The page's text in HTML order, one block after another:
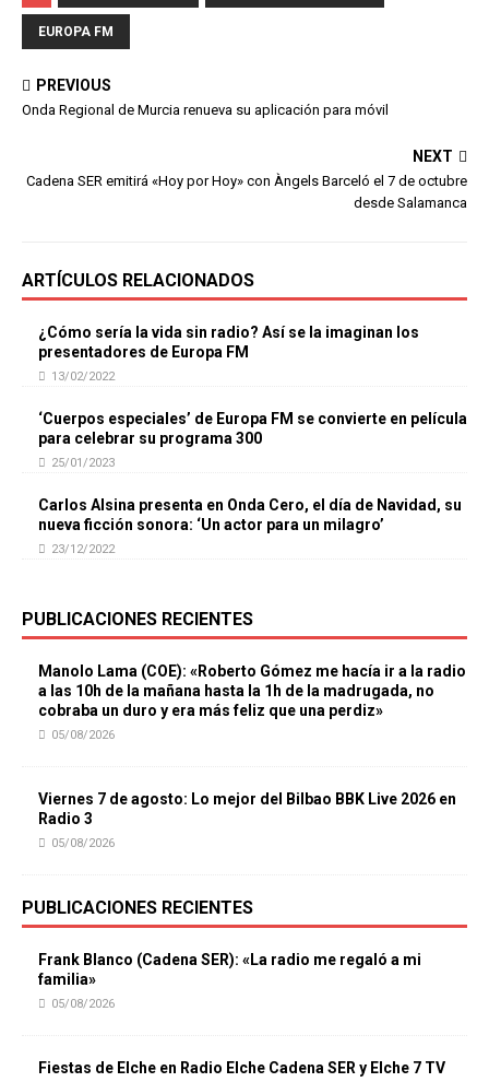
EUROPA FM
PREVIOUS
Onda Regional de Murcia renueva su aplicación para móvil
NEXT
Cadena SER emitirá «Hoy por Hoy» con Àngels Barceló el 7 de octubre
desde Salamanca
ARTÍCULOS RELACIONADOS
¿Cómo sería la vida sin radio? Así se la imaginan los
presentadores de Europa FM
13/02/2022
‘Cuerpos especiales’ de Europa FM se convierte en película
para celebrar su programa 300
25/01/2023
Carlos Alsina presenta en Onda Cero, el día de Navidad, su
nueva ficción sonora: ‘Un actor para un milagro’
23/12/2022
PUBLICACIONES RECIENTES
Manolo Lama (COE): «Roberto Gómez me hacía ir a la radio
a las 10h de la mañana hasta la 1h de la madrugada, no
cobraba un duro y era más feliz que una perdiz»
05/08/2026
Viernes 7 de agosto: Lo mejor del Bilbao BBK Live 2026 en
Radio 3
05/08/2026
PUBLICACIONES RECIENTES
Frank Blanco (Cadena SER): «La radio me regaló a mi
familia»
05/08/2026
Fiestas de Elche en Radio Elche Cadena SER y Elche 7 TV